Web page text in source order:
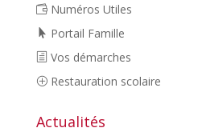
Numéros Utiles
Portail Famille
Vos démarches
Restauration scolaire
Actualités